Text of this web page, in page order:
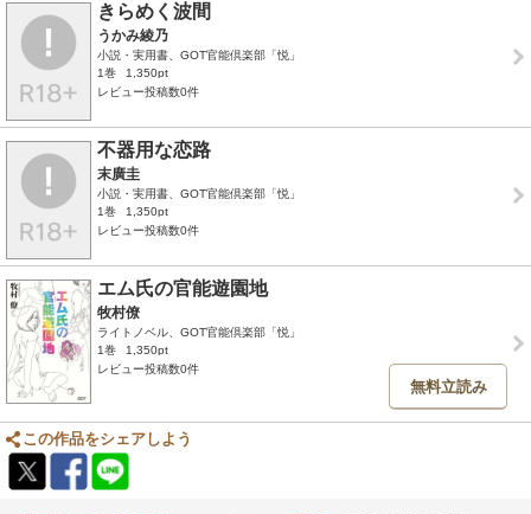
きらめく波間
うかみ綾乃
小説・実用書、GOT官能倶楽部「悦」
1巻
1,350pt
レビュー投稿数0件
不器用な恋路
末廣圭
小説・実用書、GOT官能倶楽部「悦」
1巻
1,350pt
レビュー投稿数0件
エム氏の官能遊園地
牧村僚
ライトノベル、GOT官能倶楽部「悦」
1巻
1,350pt
レビュー投稿数0件
無料立読み
この作品をシェアしよう